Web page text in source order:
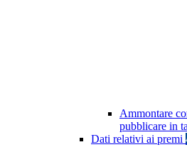
Ammontare
pubblicare in
Dati relativi ai premi